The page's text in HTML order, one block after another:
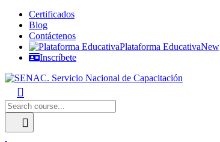
Certificados
Blog
Contáctenos
Plataforma EducativaNew
Inscríbete